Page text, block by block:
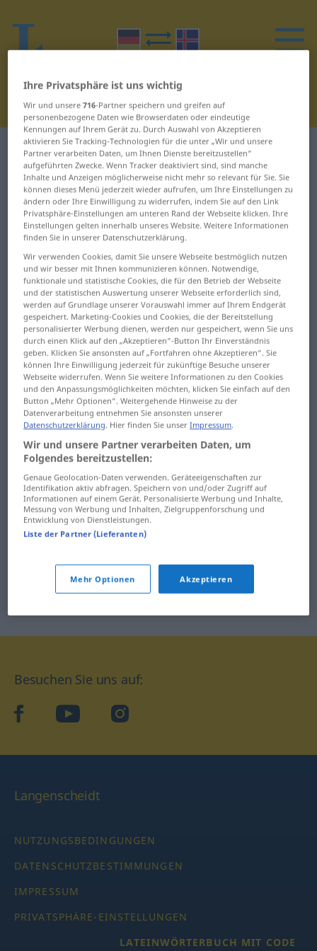
Deutsch-Isländisch Wörterbuch Z 20
Wörter auf Deutsch, die mit Z
beginnen – zwanglos ...
Zweiglinie
zwanglos
Zwangsarbeit
Zwangsjacke
zwangsläufig
Zwangsversteigerung
Zwangsvollstreckung
zwar
Zweck
zwecklos
zweckmäßig
zwei
zweibeinig
Zweibettzimmer
zweideutig
Zweifel
zweifelhaft
zweifellos
Zweig
Besuchen Sie uns auf:
facebookYouTube Instagram
Langenscheidt
NUTZUNGSBEDINGUNGEN
DATENSCHUTZBESTIMMUNGEN
IMPRESSUM
PRIVATSPHÄRE-EINSTELLUNGEN
LATEINWÖRTERBUCH MIT CODE
Ihre Privatsphäre ist uns wichtig
Wir und unsere716-Partner speichern und greifen auf
personenbezogene Daten wie Browserdaten oder eindeutige
Kennungen auf Ihrem Gerät zu. Durch Auswahl von Akzeptieren
aktivieren Sie Tracking-Technologien für die unter „Wir und unsere
Partner verarbeiten Daten, um Ihnen Dienste bereitzustellen“
aufgeführten Zwecke. Wenn Tracker deaktiviert sind, sind manche
Inhalte und Anzeigen möglicherweise nicht mehr so relevant für Sie. Sie
können dieses Menü jederzeit wieder aufrufen, um Ihre Einstellungen zu
ändern oder Ihre Einwilligung zu widerrufen, indem Sie auf den Link
Privatsphäre-Einstellungen am unteren Rand der Webseite klicken. Ihre
Einstellungen gelten innerhalb unseres Website. Weitere Informationen
finden Sie in unserer Datenschutzerklärung.
Wir verwenden Cookies, damit Sie unsere Webseite bestmöglich nutzen
und wir besser mit Ihnen kommunizieren können. Notwendige,
funktionale und statistische Cookies, die für den Betrieb der Webseite
und der statistischen Auswertung unserer Webseite erforderlich sind,
werden auf Grundlage unserer Vorauswahl immer auf Ihrem Endgerät
gespeichert. Marketing-Cookies und Cookies, die der Bereitstellung
personalisierter Werbung dienen, werden nur gespeichert, wenn Sie uns
durch einen Klick auf den „Akzeptieren“-Button Ihr Einverständnis
geben. Klicken Sie ansonsten auf „Fortfahren ohne Akzeptieren“. Sie
können Ihre Einwilligung jederzeit für zukünftige Besuche unserer
Webseite widerrufen. Wenn Sie weitere Informationen zu den Cookies
und den Anpassungsmöglichkeiten möchten, klicken Sie einfach auf den
Button „Mehr Optionen“. Weitergehende Hinweise zu der
Datenverarbeitung entnehmen Sie ansonsten unserer
Datenschutzerklärung. Hier finden Sie unserImpressum.
Wir und unsere Partner verarbeiten Daten, um
Folgendes bereitzustellen:
Genaue Geolocation-Daten verwenden. Geräteeigenschaften zur
Identifikation aktiv abfragen. Speichern von und/oder Zugriff auf
Informationen auf einem Gerät. Personalisierte Werbung und Inhalte,
Messung von Werbung und Inhalten, Zielgruppenforschung und
Entwicklung von Dienstleistungen.
Liste der Partner (Lieferanten)
Mehr Optionen Akzeptieren